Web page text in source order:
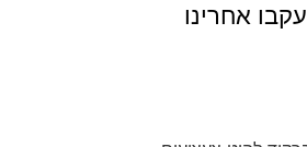
עקבו אחרינו